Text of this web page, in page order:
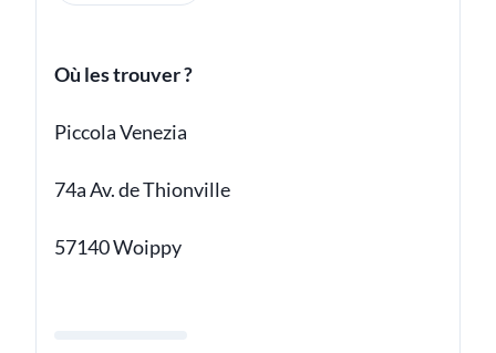
Où les trouver ?
Piccola Venezia
74a Av. de Thionville
57140 Woippy